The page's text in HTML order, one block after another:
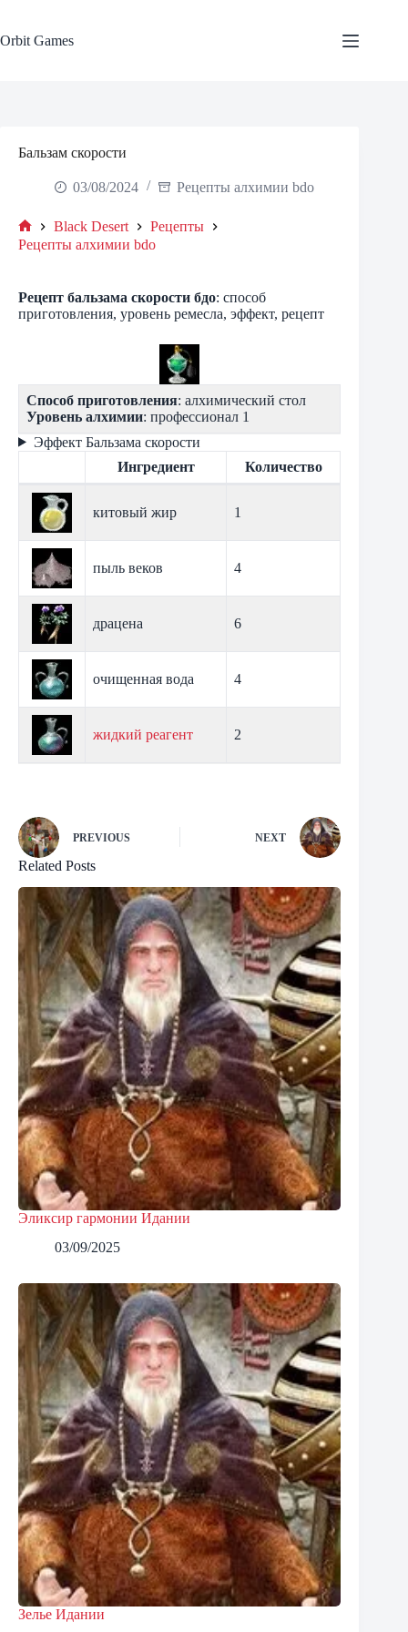
content
Orbit Games
Бальзам скорости
03/08/2024 Рецепты алхимии bdo
Home
Black Desert
Рецепты
Рецепты алхимии bdo
Рецепт бальзама скорости бдо: способ
приготовления, уровень ремесла, эффект, рецепт
Способ приготовления: алхимический стол
Уровень алхимии: профессионал 1
Эффект Бальзама скорости
Ингредиент
Количество
китовый жир 1
пыль веков 4
драцена 6
очищенная вода 4
жидкий реагент 2
PREVIOUS NEXT
Related Posts
Эликсир гармонии Идании
03/09/2025
Зелье Идании